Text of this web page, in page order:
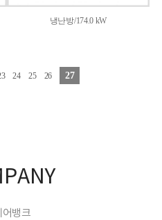
냉난방/174.0 kW
24 25 26 27
뱅크